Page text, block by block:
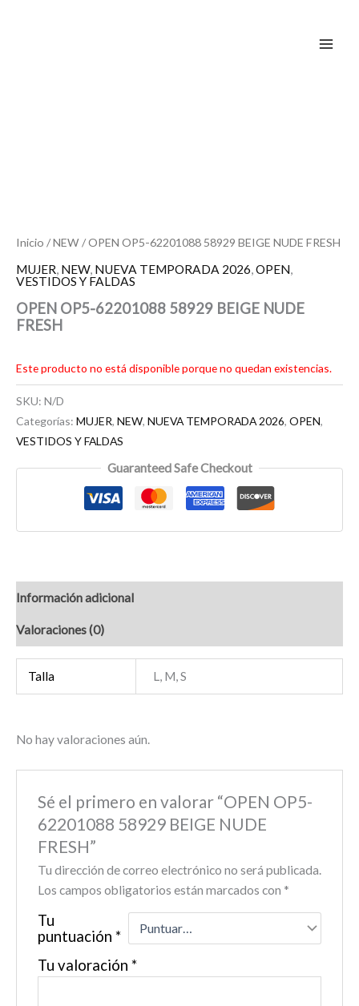
Inicio /NEW/ OPEN OP5-62201088 58929 BEIGE NUDE FRESH
MUJER, NEW, NUEVA TEMPORADA 2026,OPEN,
VESTIDOS Y FALDAS
OPEN OP5-62201088 58929 BEIGE NUDE
FRESH
Este producto no está disponible porque no quedan existencias.
SKU: N/D
Categorías: MUJER, NEW, NUEVA TEMPORADA 2026, OPEN,
VESTIDOS Y FALDAS
Guaranteed Safe Checkout
Información adicional
Valoraciones (0)
Talla L, M, S
No hay valoraciones aún.
Sé el primero en valorar “OPEN OP5-
62201088 58929 BEIGE NUDE
FRESH”
Tu dirección de correo electrónico no será publicada.
Los campos obligatorios están marcados con *
Tu
puntuación *
Tu valoración *